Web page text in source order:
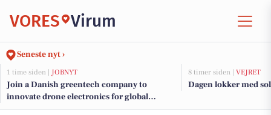
VORES Virum
Seneste nyt ›
1 time siden | JOBNYT
Join a Danish greentech company to
innovate drone electronics for global
emissions monitoring
8 timer siden | VEJRET
Dagen lokker med